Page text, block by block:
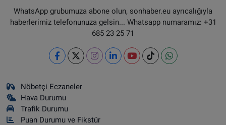
WhatsApp grubumuza abone olun, sonhaber.eu ayrıcalığıyla
haberlerimiz telefonunuza gelsin... Whatsapp numaramız: +31
685 23 25 71
Nöbetçi Eczaneler
Hava Durumu
Trafik Durumu
Puan Durumu ve Fikstür